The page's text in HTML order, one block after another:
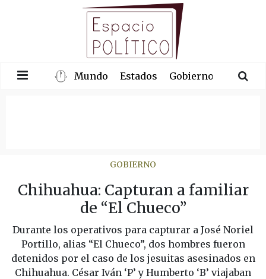
Mundo Estados Gobierno
GOBIERNO
Chihuahua: Capturan a familiar
de “El Chueco”
Durante los operativos para capturar a José Noriel
Portillo, alias “El Chueco”, dos hombres fueron
detenidos por el caso de los jesuitas asesinados en
Chihuahua. César Iván ‘P’ y Humberto ‘B’ viajaban